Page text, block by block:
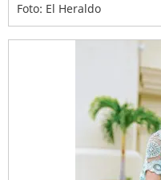
Foto: El Heraldo